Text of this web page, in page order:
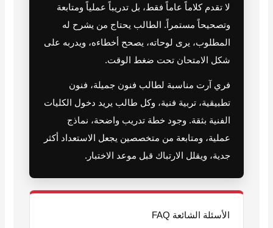
لا تقدم كلاماً عاماً فقط، بل تدريباً عملياً ومتابعة
وتصحيحاً مستمراً. الطالب يحتاج من يشرح له
المطلوب، يرى لوحاته، يصحح أخطاءه، ويدربه على
شكل الامتحان تحت ضغط الوقت.
فري آرت مناسبة لطالب فنون جميلة، فنون
تطبيقية، تربية فنية، وكل طالب يريد دخول الكليات
الفنية بثقة. وجود خطة تدريب واضحة، نماذج
عملية، ومتابعة من متخصصين يجعل الاستعداد أكثر
جدية، ويقلل الارتباك قبل موعد الاختبار.
الأسئلة الشائعة FAQ